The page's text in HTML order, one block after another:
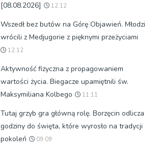
[08.08.2026]
12:12
Wszedł bez butów na Górę Objawień. Młodzi
wrócili z Medjugorie z pięknymi przeżyciami
12:12
Aktywność fizyczna z propagowaniem
wartości życia. Biegacze upamiętnili św.
Maksymiliana Kolbego
11:11
Tutaj grzyb gra główną rolę. Borzęcin odlicza
godziny do święta, które wyrosło na tradycji
pokoleń
09:09